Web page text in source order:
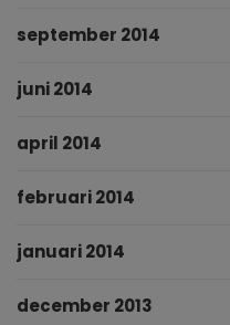
september 2014
juni 2014
april 2014
februari 2014
januari 2014
december 2013